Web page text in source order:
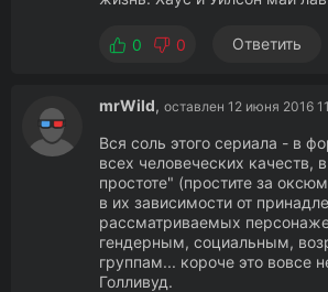
0 0 Ответить
mrWild, оставлен 12 июня 2016
Вся соль этого сериала - в
всех человеческих качеств,
простоте" (простите за
в их зависимости от
рассматриваемых
гендерным, социальным,
группам... короче это вовсе
Голливуд.